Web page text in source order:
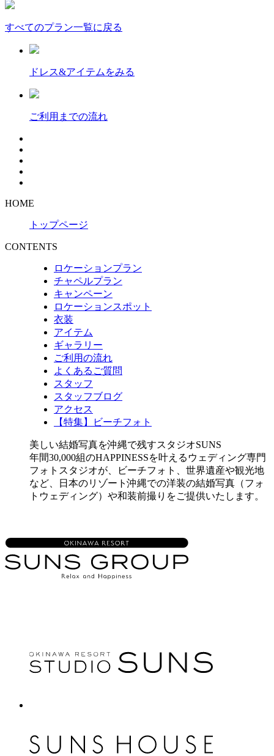
すべてのプラン一覧に戻る
ドレス&アイテムをみる
ご利用までの流れ
HOME
トップページ
CONTENTS
ロケーションプラン
チャペルプラン
キャンペーン
ロケーションスポット
衣装
アイテム
ギャラリー
ご利用の流れ
よくあるご質問
スタッフ
スタッフブログ
アクセス
【特集】ビーチフォト
美しい結婚写真を沖縄で残すスタジオSUNS
年間30,000組のHAPPINESSを叶えるウェディング専門
フォトスタジオが、ビーチフォト、世界遺産や観光地
など、日本のリゾート沖縄での洋装の結婚写真（フォ
トウェディング）や和装前撮りをご提供いたします。